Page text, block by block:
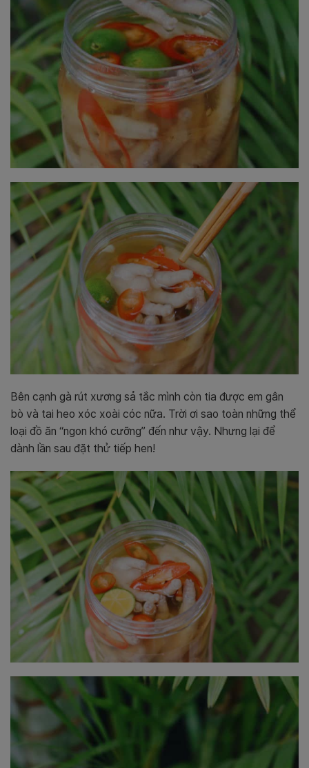
Bên cạnh gà rút xương sả tắc mình còn tia được em gân
bò và tai heo xóc xoài cóc nữa. Trời ơi sao toàn những thể
loại đồ ăn “ngon khó cưỡng” đến như vậy. Nhưng lại để
dành lần sau đặt thử tiếp hen!